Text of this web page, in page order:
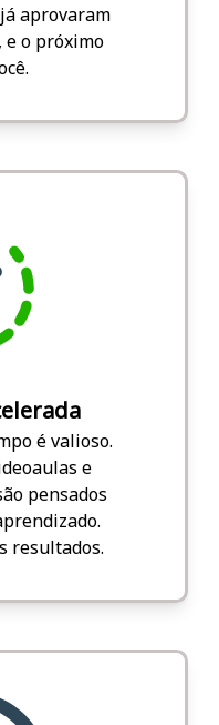
aprovaram
e o próximo
é valioso.
e
pensados
resultados.